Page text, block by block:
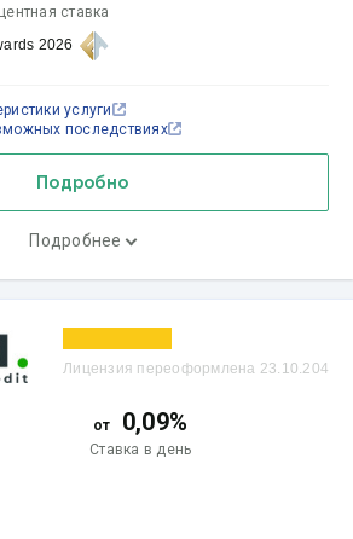
ставка
Подробно
Подробнее
2026
услуги
последствиях
Лицензия переоформлена 23.10.204
от 0,09%
Ставка в день